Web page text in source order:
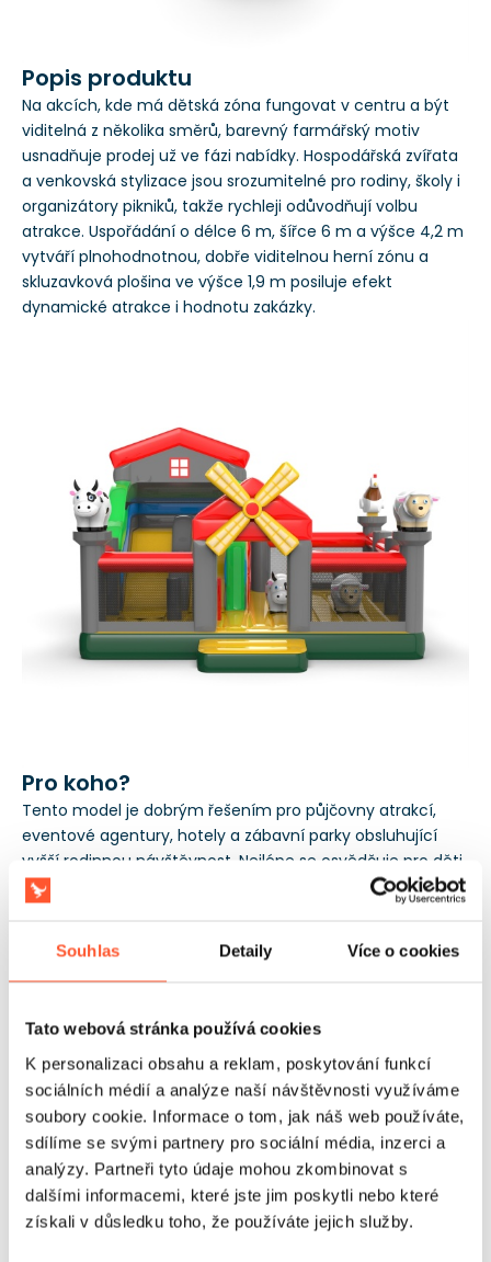
Souhlas Detaily Více o cookies
Tato webová stránka používá cookies
K personalizaci obsahu a reklam, poskytování funkcí
sociálních médií a analýze naší návštěvnosti využíváme
soubory cookie. Informace o tom, jak náš web používáte,
sdílíme se svými partnery pro sociální média, inzerci a
analýzy. Partneři tyto údaje mohou zkombinovat s
dalšími informacemi, které jste jim poskytli nebo které
získali v důsledku toho, že používáte jejich služby.
Popis produktu
Na akcích, kde má dětská zóna fungovat v centru a být
viditelná z několika směrů, barevný farmářský motiv
usnadňuje prodej už ve fázi nabídky. Hospodářská zvířata
a venkovská stylizace jsou srozumitelné pro rodiny, školy i
organizátory pikniků, takže rychleji odůvodňují volbu
atrakce. Uspořádání o délce 6 m, šířce 6 m a výšce 4,2 m
vytváří plnohodnotnou, dobře viditelnou herní zónu a
skluzavková plošina ve výšce 1,9 m posiluje efekt
dynamické atrakce i hodnotu zakázky.
Pro koho?
Tento model je dobrým řešením pro půjčovny atrakcí,
eventové agentury, hotely a zábavní parky obsluhující
vyšší rodinnou návštěvnost. Nejlépe se osvědčuje pro děti
starší 4 let tam, kde je důležité delší zapojení účastníků a
obsluha většího počtu vstupů na jednom místě. Soulad s
veřejných akcí a objekty vyžadujícími formální shodu.
Záruka v délce 3 let přináší předvídatelnost nákladů a